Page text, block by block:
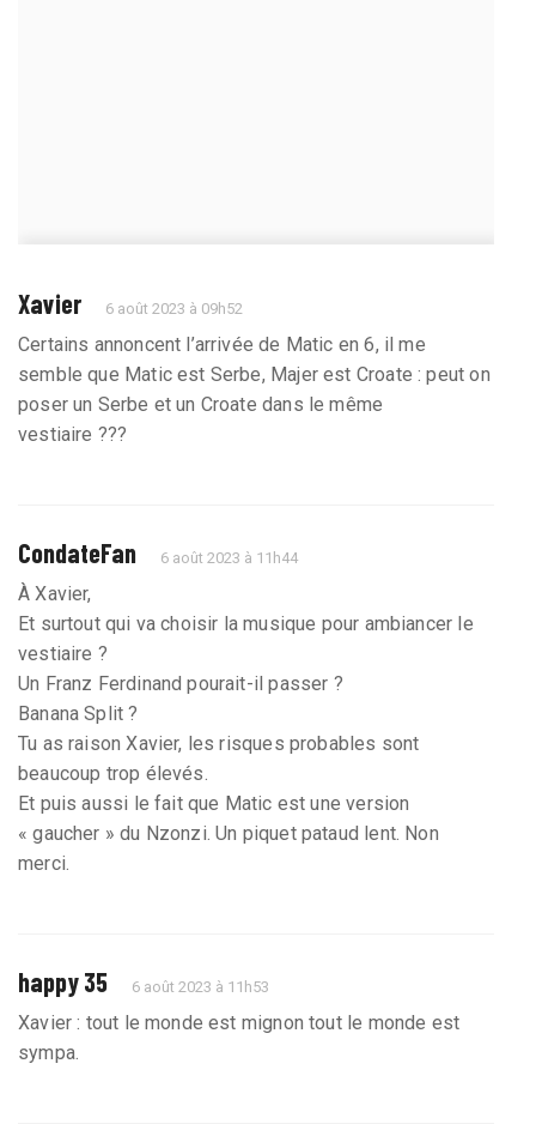
Xavier 6 août 2023 à 09h52
Certains annoncent l’arrivée de Matic en 6, il me
semble que Matic est Serbe, Majer est Croate : peut on
poser un Serbe et un Croate dans le même
vestiaire ???
CondateFan 6 août 2023 à 11h44
À Xavier,
Et surtout qui va choisir la musique pour ambiancer le
vestiaire ?
Un Franz Ferdinand pourait-il passer ?
Banana Split ?
Tu as raison Xavier, les risques probables sont
beaucoup trop élevés.
Et puis aussi le fait que Matic est une version
« gaucher » du Nzonzi. Un piquet pataud lent. Non
merci.
happy 35 6 août 2023 à 11h53
Xavier : tout le monde est mignon tout le monde est
sympa.